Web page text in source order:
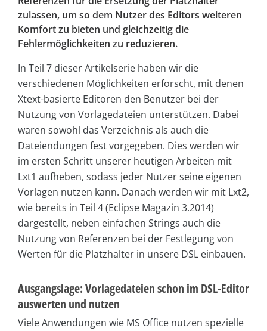
zulassen, um so dem Nutzer des Editors weiteren
Komfort zu bieten und gleichzeitig die
Fehlermöglichkeiten zu reduzieren.
In Teil 7 dieser Artikelserie haben wir die
verschiedenen Möglichkeiten erforscht, mit denen
Xtext-basierte Editoren den Benutzer bei der
Nutzung von Vorlagedateien unterstützen. Dabei
waren sowohl das Verzeichnis als auch die
Dateiendungen fest vorgegeben. Dies werden wir
im ersten Schritt unserer heutigen Arbeiten mit
Lxt1 aufheben, sodass jeder Nutzer seine eigenen
Vorlagen nutzen kann. Danach werden wir mit Lxt2,
wie bereits in Teil 4 (Eclipse Magazin 3.2014)
dargestellt, neben einfachen Strings auch die
Nutzung von Referenzen bei der Festlegung von
Werten für die Platzhalter in unsere DSL einbauen.
Ausgangslage: Vorlagedateien schon im DSL-Editor
auswerten und nutzen
Viele Anwendungen wie MS Office nutzen spezielle